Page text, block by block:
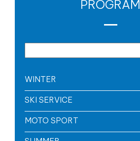
PROGRAM
WINTER
SKI SERVICE
MOTO SPORT